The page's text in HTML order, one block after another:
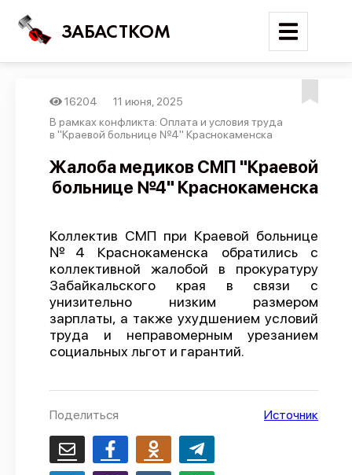
ЗАБАСТКОМ
Войти
Поиск
Новости
Трудовые конфликты
Отчеты
Предложить публикацию
Справочник
API
16204
11 июня, 2025
В рамках конфликта: Оплата и условия труда
в "Краевой больнице №4" Краснокаменска
Жалоба медиков СМП "Краевой
больнице №4" Краснокаменска
Коллектив СМП при Краевой больнице
№4 Краснокаменска обратились с
коллективной жалобой в прокуратуру
Забайкальского края в связи с
унизительно низким размером
зарплаты, а также ухудшением условий
труда и неправомерным урезанием
социальных льгот и гарантий.
Поделиться Источник